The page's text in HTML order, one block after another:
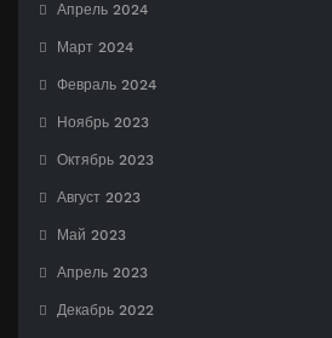
Апрель 2024
Март 2024
Февраль 2024
Ноябрь 2023
Октябрь 2023
Август 2023
Май 2023
Апрель 2023
Декабрь 2022